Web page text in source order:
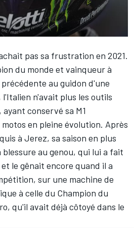
pas sa frustration en 2021.
du monde et vainqueur à
au guidon d'une
l'Italien n'avait plus les outils
conservé sa M1
en pleine évolution. Après
à Jerez, sa saison en plus
au genou, qui lui a fait
le gênait encore quand il a
sur une machine de
à celle du Champion du
, qu'il avait déjà côtoyé dans le